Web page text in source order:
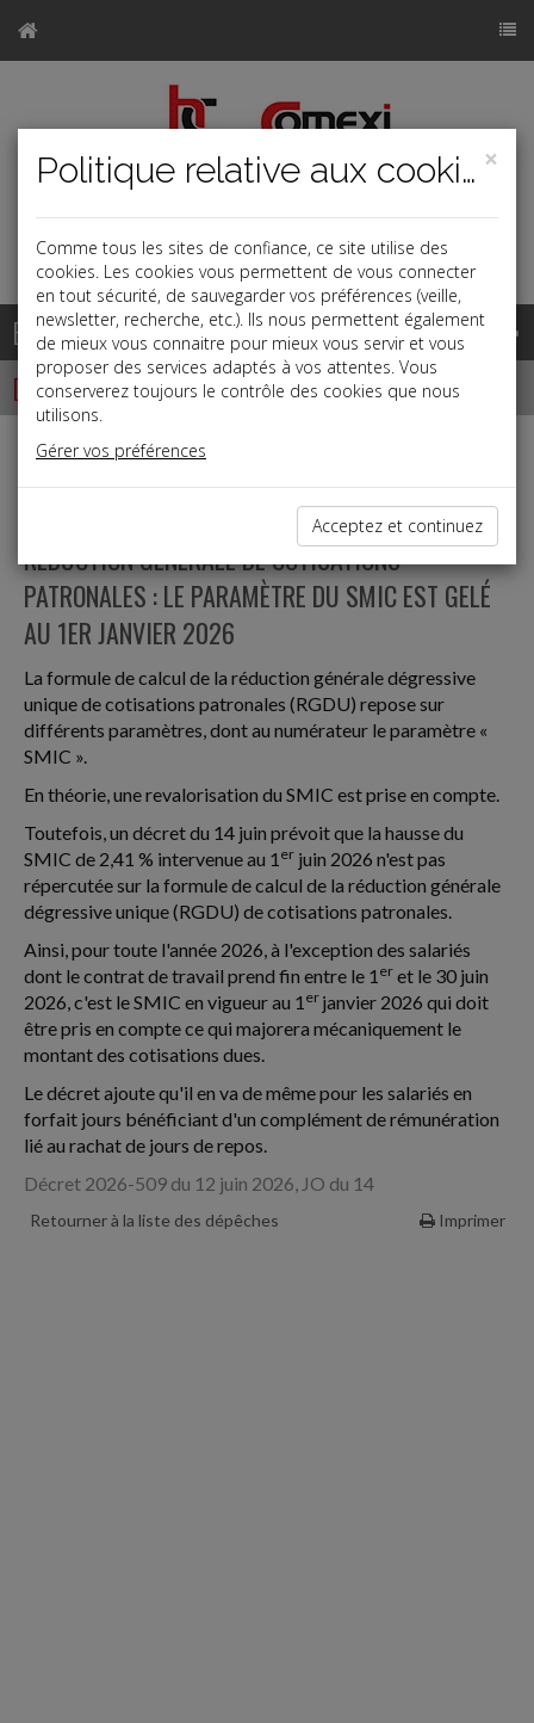
j
a
Base documentaire
Dépêches
j
Social
RÉDUCTION GÉNÉRALE DE COTISATIONS
PATRONALES : LE PARAMÈTRE DU SMIC EST GELÉ
AU 1ER JANVIER 2026
La formule de calcul de la réduction générale dégressive
unique de cotisations patronales (RGDU) repose sur
différents paramètres, dont au numérateur le paramètre «
SMIC ».
En théorie, une revalorisation du SMIC est prise en compte.
Toutefois, un décret du 14 juin prévoit que la hausse du
SMIC de 2,41 % intervenue au 1 er juin 2026 n'est pas
répercutée sur la formule de calcul de la réduction générale
dégressive unique (RGDU) de cotisations patronales.
Ainsi, pour toute l'année 2026, à l'exception des salariés
dont le contrat de travail prend fin entre le 1 er et le 30 juin
2026, c'est le SMIC en vigueur au 1 er janvier 2026 qui doit
être pris en compte ce qui majorera mécaniquement le
montant des cotisations dues.
Le décret ajoute qu'il en va de même pour les salariés en
forfait jours bénéficiant d'un complément de rémunération
lié au rachat de jours de repos.
Décret 2026-509 du 12 juin 2026, JO du 14
Retourner à la liste des dépêches Imprimer
×
Politique relative aux cookies
Comme tous les sites de confiance, ce site utilise des
cookies. Les cookies vous permettent de vous connecter
en tout sécurité, de sauvegarder vos préférences (veille,
newsletter, recherche, etc.). Ils nous permettent également
de mieux vous connaitre pour mieux vous servir et vous
proposer des services adaptés à vos attentes. Vous
conserverez toujours le contrôle des cookies que nous
utilisons.
Gérer vos préférences
Acceptez et continuez